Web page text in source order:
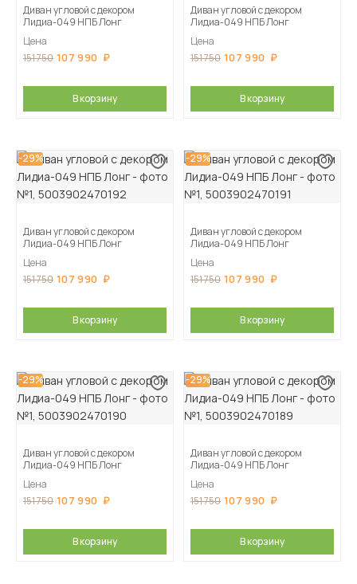
Диван угловой с декором
Лидиа-049 НПБ Лонг
Цена
151 750 107 990
В корзину
Диван угловой с декором
Лидиа-049 НПБ Лонг
Цена
151 750 107 990
В корзину
-29%
Диван угловой с декором
Лидиа-049 НПБ Лонг
Цена
151 750 107 990
В корзину
-29%
Диван угловой с декором
Лидиа-049 НПБ Лонг
Цена
151 750 107 990
В корзину
-29%
Диван угловой с декором
Лидиа-049 НПБ Лонг
Цена
151 750 107 990
В корзину
-29%
Диван угловой с декором
Лидиа-049 НПБ Лонг
Цена
151 750 107 990
В корзину